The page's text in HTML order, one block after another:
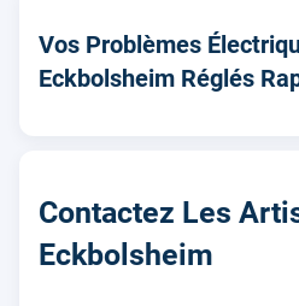
Vos Problèmes
Eckbolsheim Réglés
Contactez Les
Eckbolsheim